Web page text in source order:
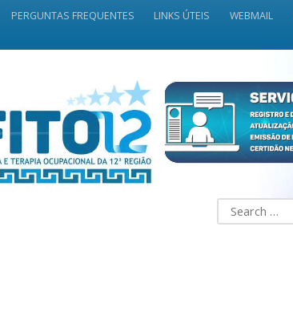
PERGUNTAS FREQUENTES LINKS ÚTEIS WEBMAIL